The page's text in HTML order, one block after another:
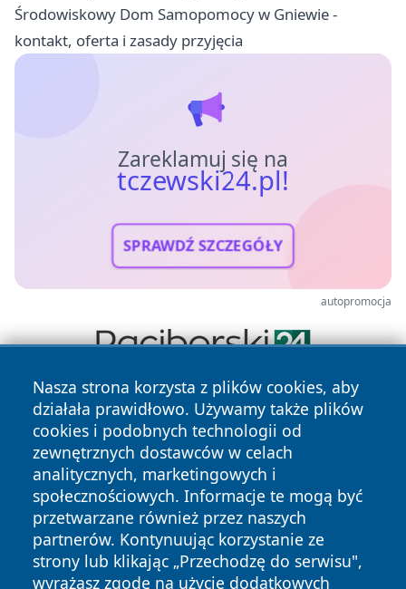
Środowiskowy Dom Samopomocy w Gniewie -
kontakt, oferta i zasady przyjęcia
Zareklamuj się na
tczewski24.pl!
SPRAWDŹ SZCZEGÓŁY
autopromocja
Nasza strona korzysta z plików cookies, aby
działała prawidłowo. Używamy także plików
cookies i podobnych technologii od
zewnętrznych dostawców w celach
analitycznych, marketingowych i
społecznościowych. Informacje te mogą być
przetwarzane również przez naszych
partnerów. Kontynuując korzystanie ze
strony lub klikając „Przechodzę do serwisu",
wyrażasz zgodę na użycie dodatkowych
Copyright © 2026 tczewski24.pl Wszystkie prawa zastrzeżone.
News Autorzy
Polityka
Polityka